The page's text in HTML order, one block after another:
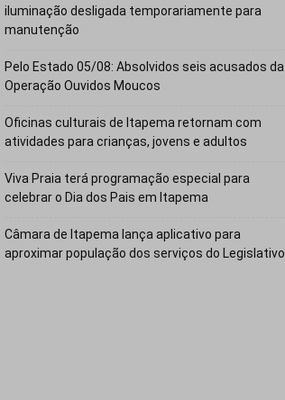
iluminação desligada temporariamente para
manutenção
Pelo Estado 05/08: Absolvidos seis acusados da
Operação Ouvidos Moucos
Oficinas culturais de Itapema retornam com
atividades para crianças, jovens e adultos
Viva Praia terá programação especial para
celebrar o Dia dos Pais em Itapema
Câmara de Itapema lança aplicativo para
aproximar população dos serviços do Legislativo